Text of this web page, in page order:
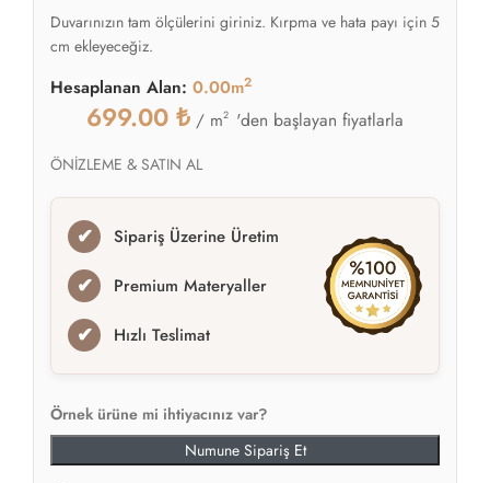
Duvarınızın tam ölçülerini giriniz. Kırpma ve hata payı için 5
cm ekleyeceğiz.
Hesaplanan Alan: 0.00m2
699.00 ₺ / m2 'den başlayan fiyatlarla
ÖNİZLEME & SATIN AL
✔ Sipariş Üzerine Üretim
✔ Premium Materyaller
✔ Hızlı Teslimat
Örnek ürüne mi ihtiyacınız var?
Numune Sipariş Et